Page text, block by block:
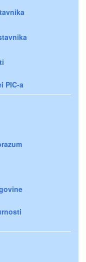
PIC-a